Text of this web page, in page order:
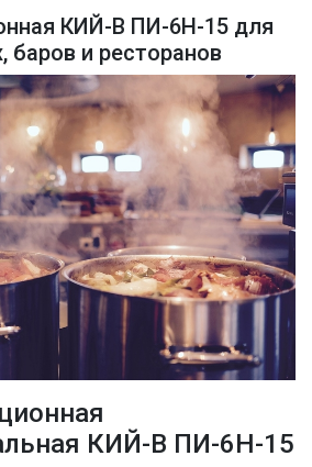
КИЙ-В ПИ-6Н-15 для
баров и ресторанов
КИЙ-В ПИ-6Н-15